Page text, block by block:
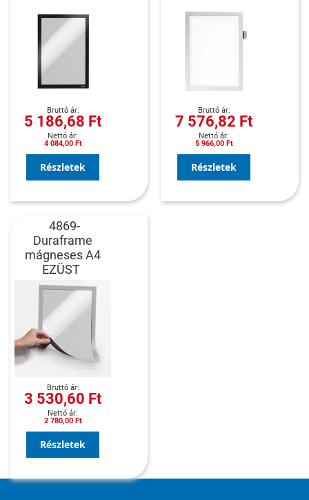
5 186,68 Ft
4 084,00 Ft
Részletek
7 576,82 Ft
5 966,00 Ft
Részletek
4869-
Duraframe
mágneses A4
EZÜST
3 530,60 Ft
2 780,00 Ft
Részletek